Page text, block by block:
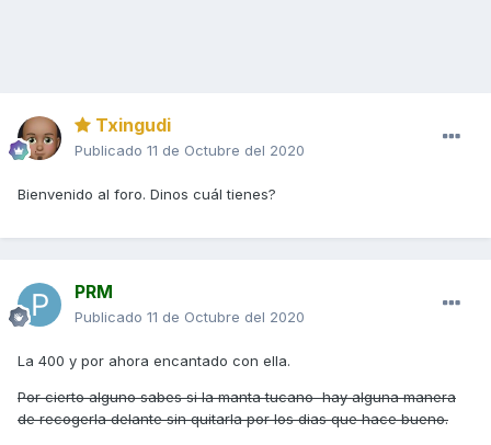
Txingudi
Publicado 11 de Octubre del 2020
Bienvenido al foro. Dinos cuál tienes?
PRM
Publicado 11 de Octubre del 2020
La 400 y por ahora encantado con ella.
Por cierto alguno sabes si la manta tucano hay alguna manera
de recogerla delante sin quitarla por los dias que hace bueno.